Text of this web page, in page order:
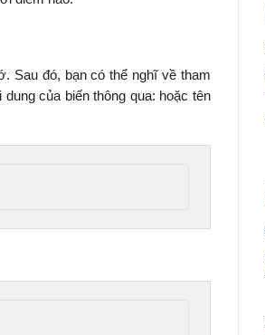
Sau đó, bạn có thể nghĩ về tham
của biến thông qua: hoặc tên